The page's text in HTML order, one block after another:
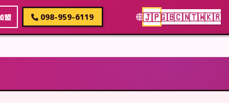
盟 098-959-6119 🇯🇵🇬🇧🇨🇳🇹🇼🇰🇷